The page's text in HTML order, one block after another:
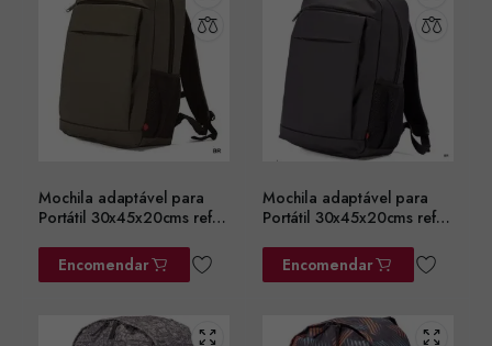
Mochila adaptável para
Portátil 30x45x20cms ref.
Encomendar
Mochila adaptável para
Portátil 30x45x20cms ref.
Encomendar